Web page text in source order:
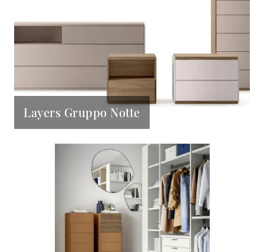
Layers Gruppo Notte